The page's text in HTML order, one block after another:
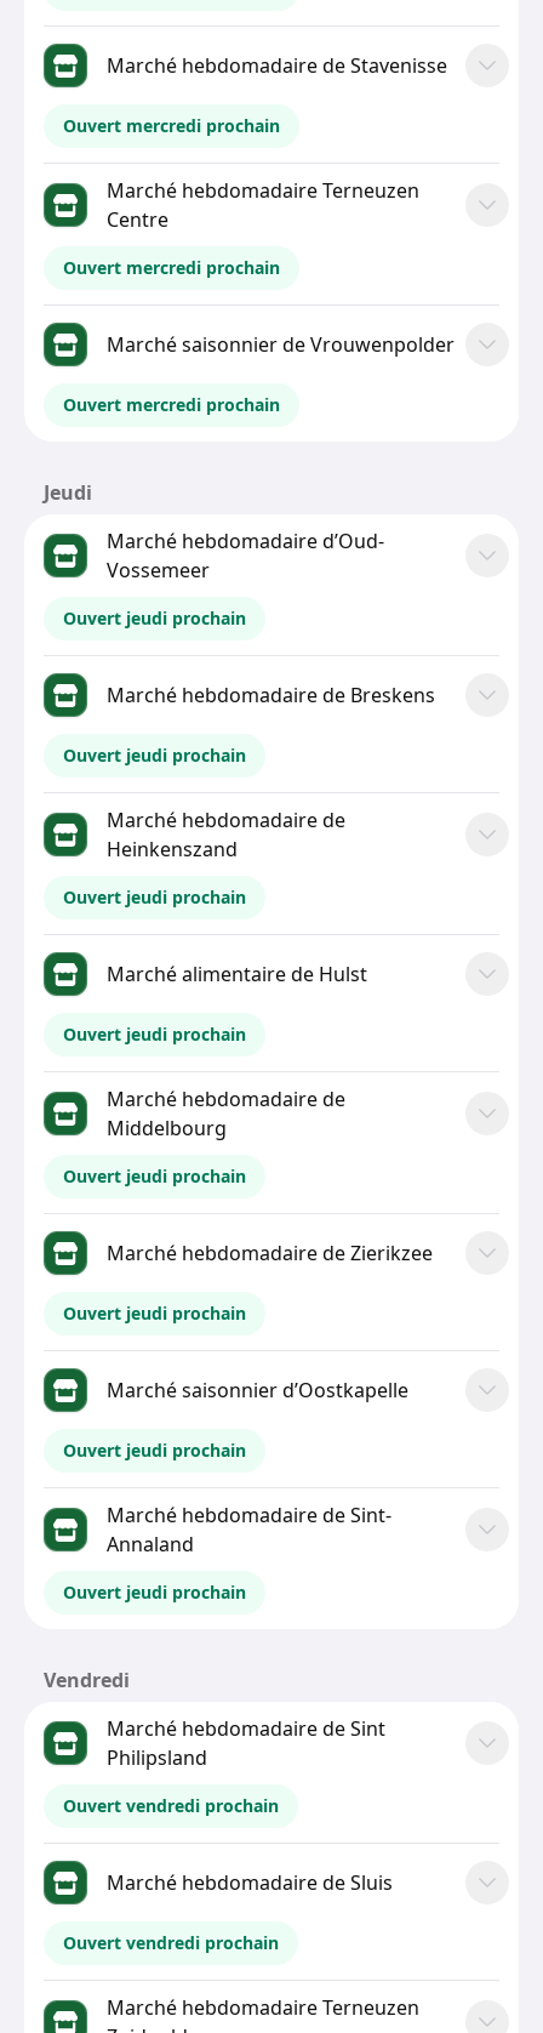
Marché hebdomadaire de Stavenisse
Ouvert mercredi prochain
Marché hebdomadaire Terneuzen
Centre
Ouvert mercredi prochain
Marché saisonnier de Vrouwenpolder
Ouvert mercredi prochain
Jeudi
Marché hebdomadaire d’Oud-
Vossemeer
Ouvert jeudi prochain
Marché hebdomadaire de Breskens
Ouvert jeudi prochain
Marché hebdomadaire de
Heinkenszand
Ouvert jeudi prochain
Marché alimentaire de Hulst
Ouvert jeudi prochain
Marché hebdomadaire de
Middelbourg
Ouvert jeudi prochain
Marché hebdomadaire de Zierikzee
Ouvert jeudi prochain
Marché saisonnier d’Oostkapelle
Ouvert jeudi prochain
Marché hebdomadaire de Sint-
Annaland
Ouvert jeudi prochain
Vendredi
Marché hebdomadaire de Sint
Philipsland
Ouvert vendredi prochain
Marché hebdomadaire de Sluis
Ouvert vendredi prochain
Marché hebdomadaire Terneuzen